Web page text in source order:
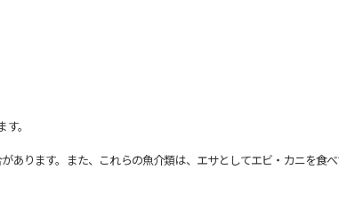
。
ります。また、これらの魚介類は、エサとしてエビ・カニを食べ